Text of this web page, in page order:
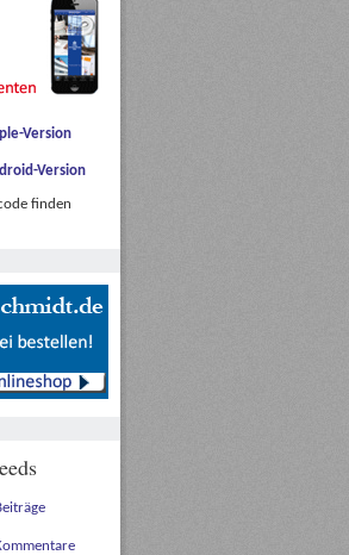
Version
Version
finden